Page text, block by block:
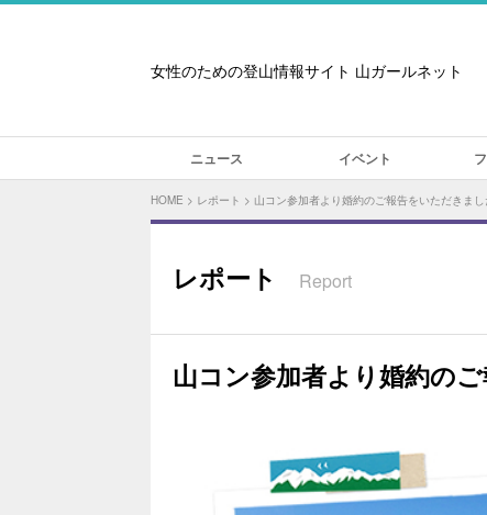
女性のための登山情報サイト 山ガールネット
ニュース イベント
HOME > レポート > 山コン参加者より婚約のご報告をいただきまし
レポート Report
山コン参加者より婚約の